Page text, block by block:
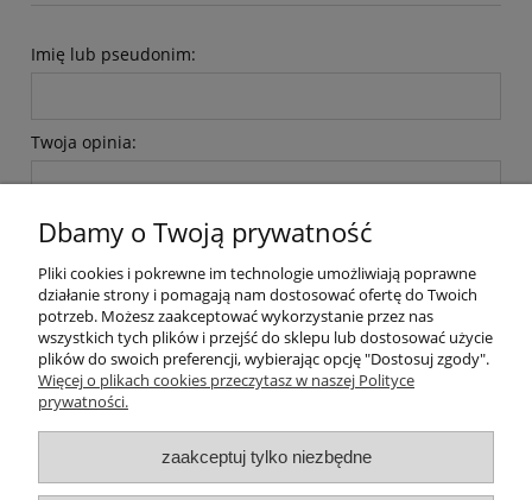
Imię lub pseudonim:
Twoja opinia:
Inteligentny dom ( POCKET HOME )
Promocje i transport gratis
Automatyka NOVATEK
Dbamy o Twoją prywatność
Pliki cookies i pokrewne im technologie umożliwiają poprawne
działanie strony i pomagają nam dostosować ofertę do Twoich
potrzeb. Możesz zaakceptować wykorzystanie przez nas
wszystkich tych plików i przejść do sklepu lub dostosować użycie
plików do swoich preferencji, wybierając opcję "Dostosuj zgody".
Więcej o plikach cookies przeczytasz w naszej Polityce
prywatności.
zaakceptuj tylko niezbędne